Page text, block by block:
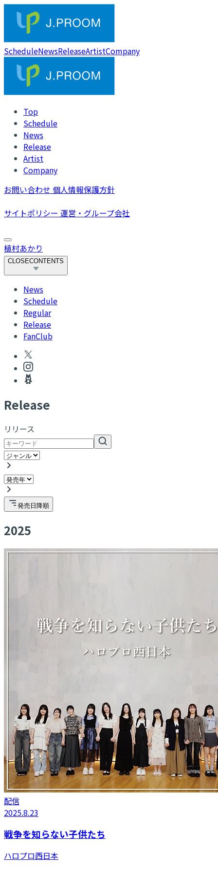
ScheduleNewsReleaseArtistCompany
Top
Schedule
News
Release
Artist
Company
お問い合わせ 個人情報保護方針
サイトポリシー 運営・グループ会社
植村あかり
CLOSECONTENTS
News
Schedule
Regular
Release
FanClub
Release
リリース
発売日降順
2025
配信
2025.8.23
戦争を知らない子供たち
ハロプロ西日本